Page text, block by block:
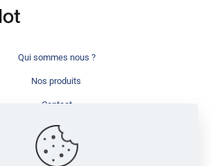
Qui sommes nous ?
Nos produits
Contact
+33(0)9.87.75.25.77